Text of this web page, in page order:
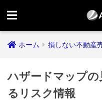
ホーム 損しない不動産
ハザードマップの
るリスク情報